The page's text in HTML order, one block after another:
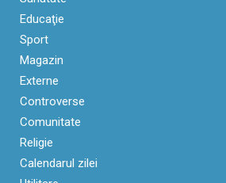
Educaţie
Sport
Magazin
Externe
Controverse
Comunitate
Religie
Calendarul zilei